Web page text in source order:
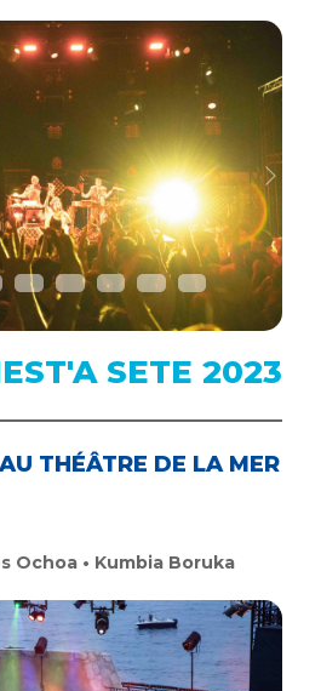
Next
SETE 2023
THÉÂTRE DE LA MER
Ochoa • Kumbia Boruka